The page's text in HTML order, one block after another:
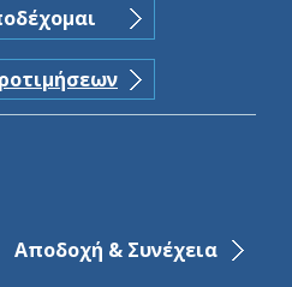
Αποδοχή & Συνέχεια